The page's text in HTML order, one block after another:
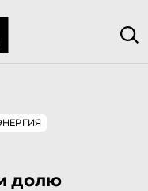
долю